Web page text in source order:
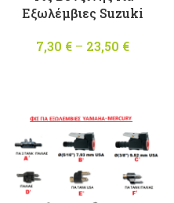
Εξωλέμβιες Suzuki
7,30 € – 23,50 €